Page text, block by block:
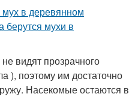
видят прозрачного
), поэтому им достаточно
Насекомые остаются в